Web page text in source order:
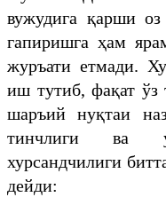
вужудига қарши оз
гапиришга ҳам
журъати етмади.
иш тутиб, фақат ўз
шаръий нуқтаи
тинчлиги ва
хурсандчилиги
дейди: